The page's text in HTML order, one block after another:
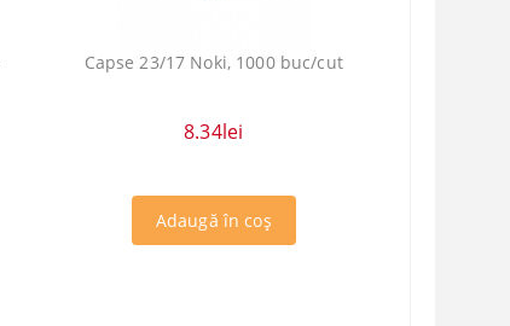
Capse 23/17 Noki, 1000 buc/cut
8.34lei